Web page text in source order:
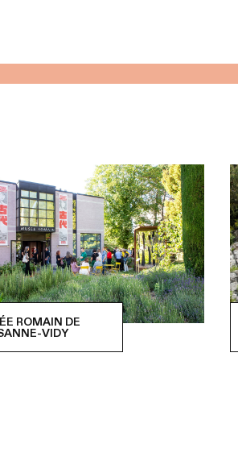
ROMAIN DE
VIDY